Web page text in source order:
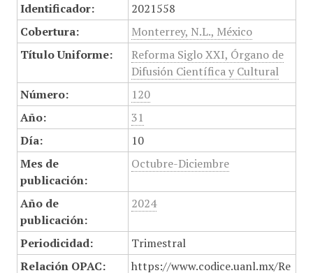
Identificador:
2021558
Cobertura:
Monterrey, N.L., México
Título Uniforme:
Reforma Siglo XXI, Órgano de
Difusión Científica y Cultural
Número:
120
Año:
31
Día:
10
Mes de
publicación:
Octubre-Diciembre
Año de
publicación:
2024
Periodicidad:
Trimestral
Relación OPAC:
https://www.codice.uanl.mx/Re